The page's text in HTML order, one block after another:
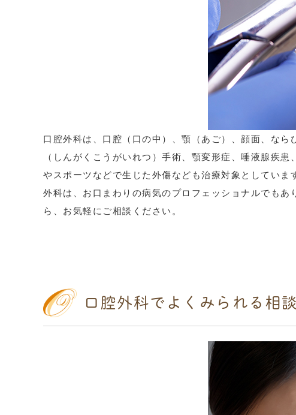
口腔外科は、口腔（口の中）、顎（あご）、顔面、な
（しんがくこうがいれつ）手術、顎変形症、唾液腺疾
やスポーツなどで生じた外傷なども治療対象としてい
外科は、お口まわりの病気のプロフェッショナルでも
ら、お気軽にご相談ください。
口腔外科でよくみられる相